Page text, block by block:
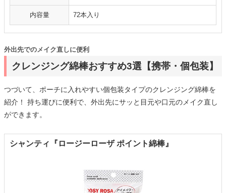
内容量 72本入り
クレンジング綿棒おすすめ3選【携帯・個包装】
外出先でのメイク直しに便利
つづいて、ポーチに入れやすい個包装タイプのクレンジング綿棒を
紹介！ 持ち運びに便利で、外出先にサッと目元や口元のメイク直し
ができます。
シャンティ『ロージーローザ ポイント綿棒』